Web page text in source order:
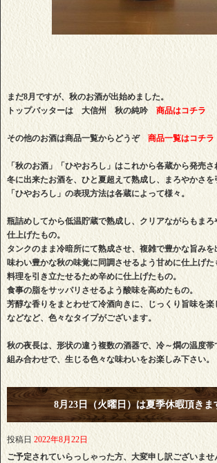
まだ8月ですが、秋のお酒が出始めました。
トップバッターは 大信州 秋の純吟 商品はコチラ
その他のお酒は商品一覧からどうぞ 商品一覧はコチラ
「秋のお酒」「ひやおろし」はこれから各蔵から発売さ
冬に出来たお酒を、ひと夏超えて熟成し、まろやかさ
「ひやおろし」の表現方法は各蔵によって様々。
瓶詰めしてから低温貯蔵で熟成し、クリアながらもま
仕上げたもの。
タンクのまま冷暗所にて熟成させ、複雑で豊かな旨みを
味わい豊かな秋の味覚に同調させるよう甘めに仕上げた
料理を引き立たせるため辛めに仕上げたもの。
食事の脂をサッパリさせるよう酸味を高めたもの。
芳醇な香りをまとわせて冷酒向きに、じっくり旨味を楽
などなど、色々なタイプがございます。
秋の夜長は、形状の違う複数の酒器で、冷～燗の温度
組み合わせで、生じる色々な味わいをお楽しみ下さい。
8月23日（火曜日）は夏季休暇頂きま
投稿日 2022年8月22日
ご予定されていらっしゃった方、大変申し訳ございませ